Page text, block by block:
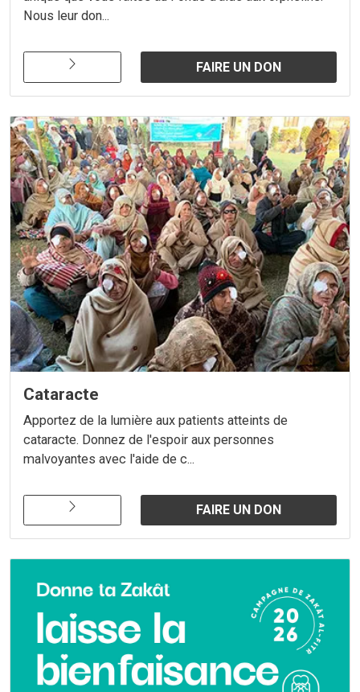
Nous leur don...
FAIRE UN DON
Cataracte
Apportez de la lumière aux patients atteints de
cataracte. Donnez de l'espoir aux personnes
malvoyantes avec l'aide de c...
FAIRE UN DON